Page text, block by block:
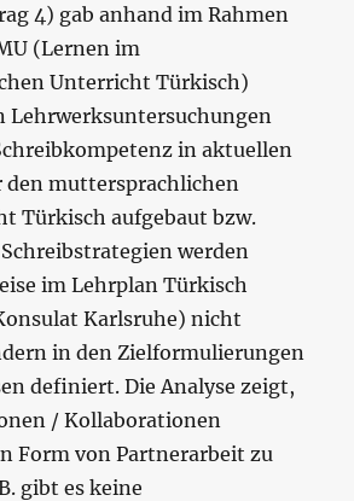
4) gab anhand im Rahmen
(Lernen im
Unterricht Türkisch)
Lehrwerksuntersuchungen
in aktuellen
den muttersprachlichen
Türkisch aufgebaut bzw.
werden
im Lehrplan Türkisch
Karlsruhe) nicht
in den Zielformulierungen
definiert. Die Analyse zeigt,
/ Kollaborationen
Form von Partnerarbeit zu
gibt es keine